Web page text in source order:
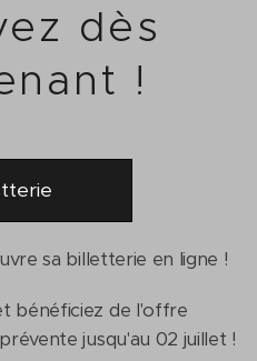
dès
!
sa billetterie en ligne !
bénéficiez de l'offre
jusqu'au 02 juillet !